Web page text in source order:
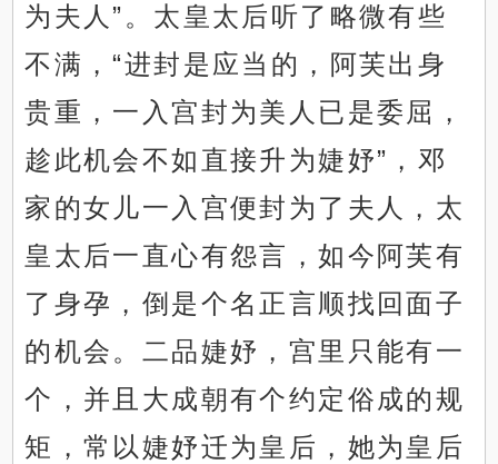
为夫人”。太皇太后听了略微有些
不满，“进封是应当的，阿芙出身
贵重，一入宫封为美人已是委屈，
趁此机会不如直接升为婕妤”，邓
家的女儿一入宫便封为了夫人，太
皇太后一直心有怨言，如今阿芙有
了身孕，倒是个名正言顺找回面子
的机会。二品婕妤，宫里只能有一
个，并且大成朝有个约定俗成的规
矩，常以婕妤迁为皇后，她为皇后